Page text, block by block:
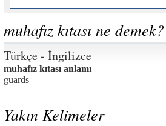
muhafız kıtası ne demek?
Türkçe - İngilizce
muhafız kıtası anlamı
guards
Yakın Kelimeler